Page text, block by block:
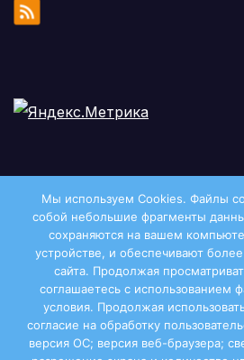
Мы используем Cookies. Файлы
собой небольшие фрагменты
сохраняются на вашем
устройстве, и обеспечивают
сайта. Продолжая
соглашаетесь с использованием
условия. Продолжая
согласие на обработку
версия ОС; версия веб-браузера;